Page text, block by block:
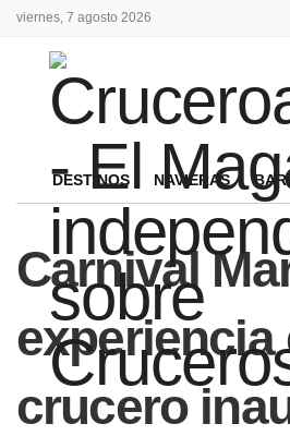
viernes, 7 agosto 2026
DESTINOS NAVIERAS
Carnival
experiencia
crucero